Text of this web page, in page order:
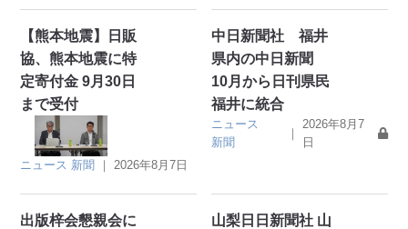
【熊本地震】日販
協、熊本地震に特
定寄付金 9月30日
まで受付
ニュース 新聞 ｜ 2026年8月7日
中日新聞社 福井
県内の中日新聞
10月から日刊県民
福井に統合
ニュース
新聞
｜
2026年8月7
日
出版梓会懇親会に
山梨日日新聞社 山